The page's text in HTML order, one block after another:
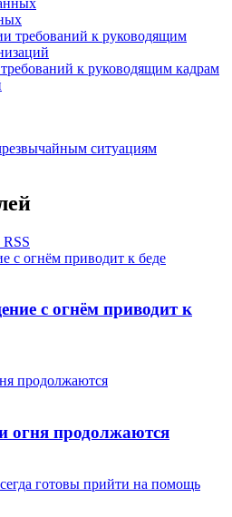
к руководящим кадрам
ситуациям
RSS
с огнём приводит к
огня продолжаются